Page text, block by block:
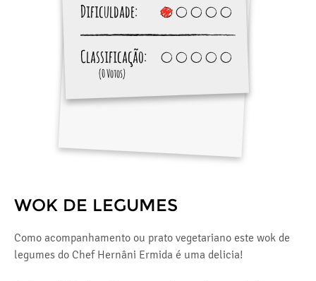
Dificuldade:
Classificação:
(0 Votos)
WOK DE LEGUMES
Como acompanhamento ou prato vegetariano este wok de
legumes do Chef Hernâni Ermida é uma delicia!